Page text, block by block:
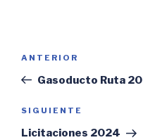
entradas
Entrada
anterior:
ANTERIOR
Gasoducto Ruta 20
Siguiente
entrada
SIGUIENTE
Licitaciones 2024